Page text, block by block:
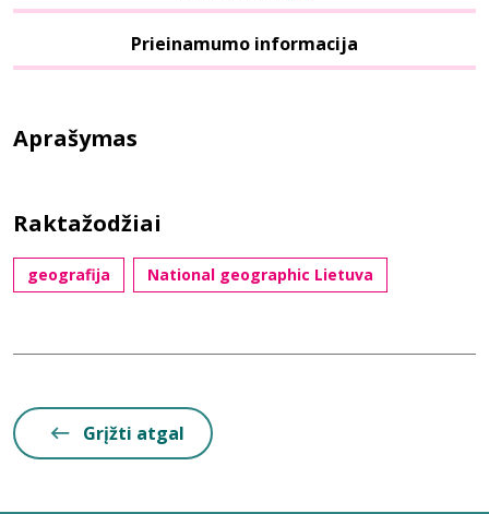
Prieinamumo informacija
Aprašymas
Raktažodžiai
geografija National geographic Lietuva
Grįžti atgal